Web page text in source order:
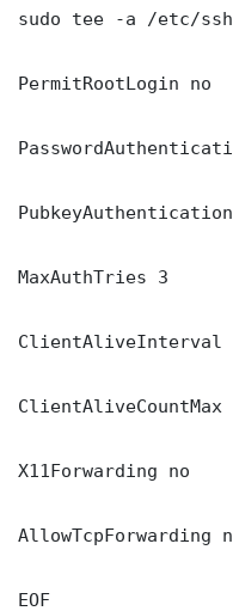
sudo tee -a /etc/
PermitRootLogin no
MaxAuthTries 3
ClientAliveInterval
ClientAliveCountMax
X11Forwarding no
AllowTcpForwarding
EOF